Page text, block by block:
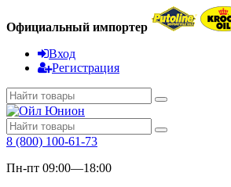
Официальный импортер
Вход
Регистрация
8 (800) 100-61-73
Пн-пт 09:00—18:00